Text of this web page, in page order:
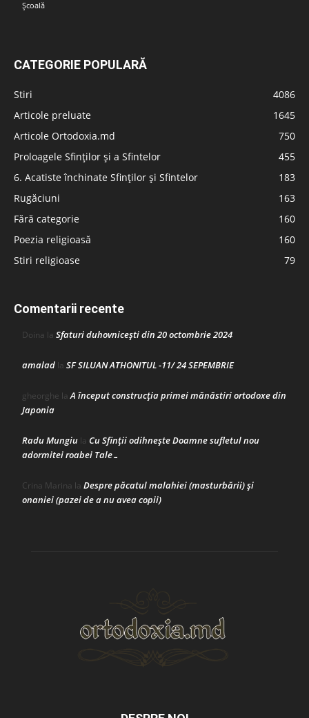
Școală
CATEGORIE POPULARĂ
Stiri
4086
Articole preluate
1645
Articole Ortodoxia.md
750
Proloagele Sfinților și a Sfintelor
455
6. Acatiste închinate Sfinților și Sfintelor
183
Rugăciuni
163
Fără categorie
160
Poezia religioasă
160
Stiri religioase
79
Comentarii recente
Doina la Sfaturi duhovnicești din 20 octombrie 2024
amalad la SF SILUAN ATHONITUL -11/ 24 SEPEMBRIE
gheorghe laA început construcţia primei mănăstiri ortodoxe din
Japonia
Radu Mungiu la Cu Sfinții odihnește Doamne sufletul nou
adormitei roabei Tale…
Crina Marina la Despre păcatul malahiei (masturbării) şi
onaniei (pazei de a nu avea copii)